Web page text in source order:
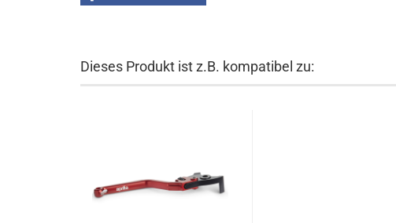
Dieses Produkt ist z.B. kompatibel zu: